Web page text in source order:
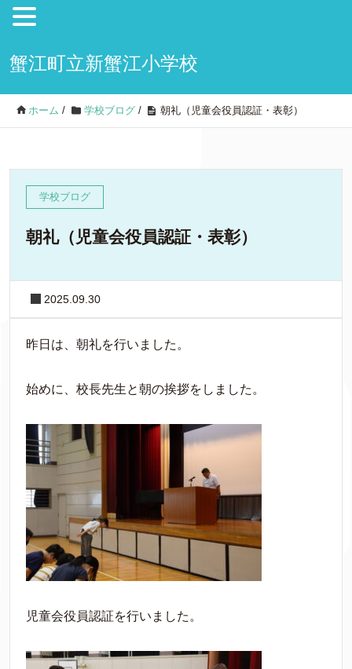
蟹江町立新蟹江小学校
ホーム / 学校ブログ / 朝礼（児童会役員認証・表彰）
学校ブログ
朝礼（児童会役員認証・表彰）
2025.09.30
昨日は、朝礼を行いました。
始めに、校長先生と朝の挨拶をしました。
児童会役員認証を行いました。